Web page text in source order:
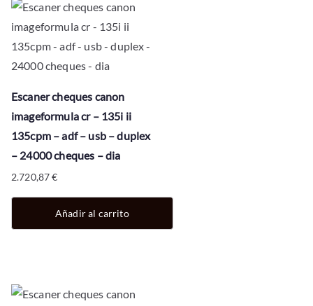
Escaner cheques canon
imageformula cr – 135i ii
135cpm – adf – usb – duplex
– 24000 cheques – dia
2.720,87€
Añadir al carrito